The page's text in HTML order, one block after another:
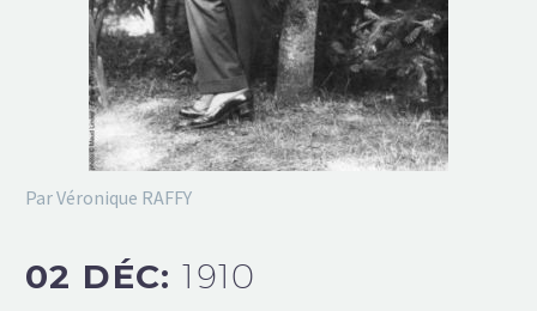
Par Véronique RAFFY
02 DÉC:1910